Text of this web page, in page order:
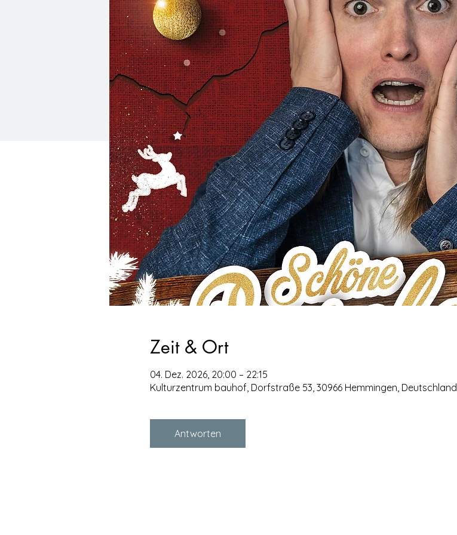
Zeit & Ort
04. Dez. 2026, 20:00 – 22:15
Kulturzentrum bauhof, Dorfstraße 53, 30966 Hemmingen, Deutschland
Antworten